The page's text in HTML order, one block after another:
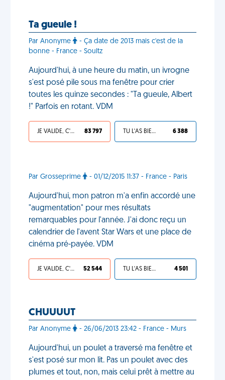
Ta gueule !
Par Anonyme
- Ça date de 2013 mais c'est de la
bonne - France - Soultz
Aujourd'hui, à une heure du matin, un ivrogne
s'est posé pile sous ma fenêtre pour crier
toutes les quinze secondes : "Ta gueule, Albert
!" Parfois en rotant. VDM
JE VALIDE, C'EST UNE VDM 83 797 TU L'AS BIEN MÉRITÉ 6 388
Par Grosseprime - 01/12/2015 11:37 - France - Paris
Aujourd'hui, mon patron m'a enfin accordé une
"augmentation" pour mes résultats
remarquables pour l'année. J'ai donc reçu un
calendrier de l'avent Star Wars et une place de
cinéma pré-payée. VDM
JE VALIDE, C'EST UNE VDM 52 544 TU L'AS BIEN MÉRITÉ 4 501
CHUUUUT
Par Anonyme - 26/06/2013 23:42 - France - Murs
Aujourd'hui, un poulet a traversé ma fenêtre et
s'est posé sur mon lit. Pas un poulet avec des
plumes et tout, non, mais celui prêt à mettre au